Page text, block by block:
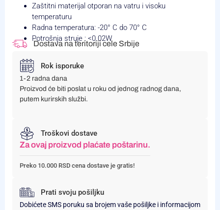
Zaštitni materijal otporan na vatru i visoku
temperaturu
Radna temperatura: -20° C do 70° C
Potrošnja struje : <0.02W
Dostava na teritoriji cele Srbije
Rok isporuke
1-2 radna dana
Proizvod će biti poslat u roku od jednog radnog dana,
putem kurirskih službi.
Troškovi dostave
Za ovaj proizvod plaćate poštarinu.
Preko 10.000 RSD cena dostave je gratis!
Prati svoju pošiljku
Dobićete SMS poruku sa brojem vaše pošiljke i informacijom